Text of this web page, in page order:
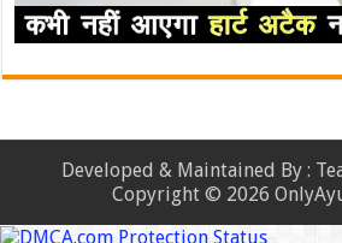
Developed & Maintained By :
Copyright © 2026